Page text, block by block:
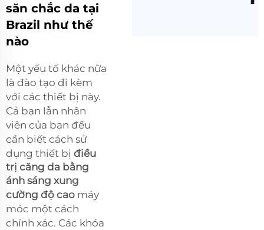
săn chắc da tại
Brazil như thế
nào
Một yếu tố khác nữa
là đào tạo đi kèm
với các thiết bị này.
Cả bạn lẫn nhân
viên của bạn đều
cần biết cách sử
dụng thiết bị điều
trị căng da bằng
ánh sáng xung
cường độ cao máy
móc một cách
chính xác. Các khóa